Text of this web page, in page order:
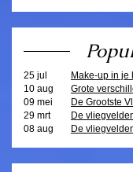
25 jul
Make-up in
10 aug
Grote
09 mei
De Grootste
29 mrt
De
08 aug
De